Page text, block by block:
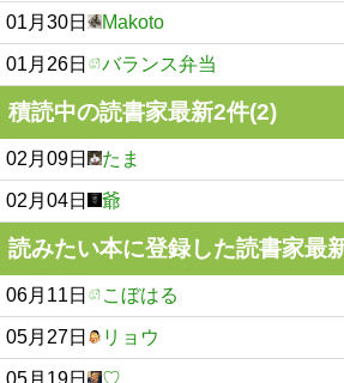
01月30日 Makoto
01月26日 バランス弁当
積読中の読書家最新2件(2)
02月09日 たま
02月04日 爺
読みたい本に登録した読書家最
06月11日 こぼはる
05月27日 リョウ
05月19日 ♡